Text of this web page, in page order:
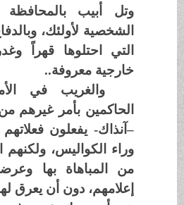
وتل أبيب بالمحافظة
الشخصية لأولئك،
التي احتلوها قهراً
خارجية معروفة..
والغريب في
الحاكمين بأمر غيرهم من
–آنذاك- يفعلون
وراء الكواليس، ولكنهم
من المباهاة بها
إعلامهم، دون أن يعرق